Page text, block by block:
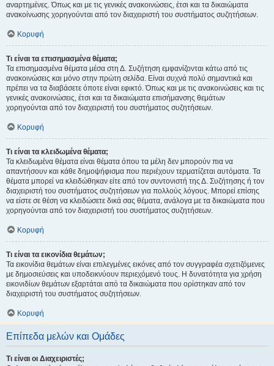
αναρτημένες. Όπως και με τις γενικές ανακοινώσεις, έτσι και τα δικαιώματα
ανακοίνωσης χορηγούνται από τον διαχειριστή του συστήματος συζητήσεων.
Κορυφή
Τι είναι τα επισημασμένα θέματα;
Τα επισημασμένα θέματα μέσα στη Δ. Συζήτηση εμφανίζονται κάτω από τις
ανακοινώσεις και μόνο στην πρώτη σελίδα. Είναι συχνά πολύ σημαντικά και
πρέπει να τα διαβάσετε όποτε είναι εφικτό. Όπως και με τις ανακοινώσεις και τις
γενικές ανακοινώσεις, έτσι και τα δικαιώματα επισήμανσης θεμάτων
χορηγούνται από τον διαχειριστή του συστήματος συζητήσεων.
Κορυφή
Τι είναι τα κλειδωμένα θέματα;
Τα κλειδωμένα θέματα είναι θέματα όπου τα μέλη δεν μπορούν πια να
απαντήσουν και κάθε δημοψήφισμα που περιέχουν τερματίζεται αυτόματα. Τα
θέματα μπορεί να κλειδώθηκαν είτε από τον συντονιστή της Δ. Συζήτησης ή τον
διαχειριστή του συστήματος συζητήσεων για πολλούς λόγους. Μπορεί επίσης
να είστε σε θέση να κλειδώσετε δικά σας θέματα, ανάλογα με τα δικαιώματα που
χορηγούνται από τον διαχειριστή του συστήματος συζητήσεων.
Κορυφή
Τι είναι τα εικονίδια θεμάτων;
Τα εικονίδια θεμάτων είναι επιλεγμένες εικόνες από τον συγγραφέα σχετιζόμενες
με δημοσιεύσεις και υποδεικνύουν περιεχόμενό τους. Η δυνατότητα για χρήση
εικονιδίων θεμάτων εξαρτάται από τα δικαιώματα που ορίστηκαν από τον
διαχειριστή του συστήματος συζητήσεων.
Κορυφή
Επίπεδα μελών και Ομάδες
Τι είναι οι Διαχειριστές;